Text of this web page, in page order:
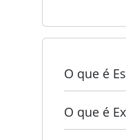
O que é
O que é